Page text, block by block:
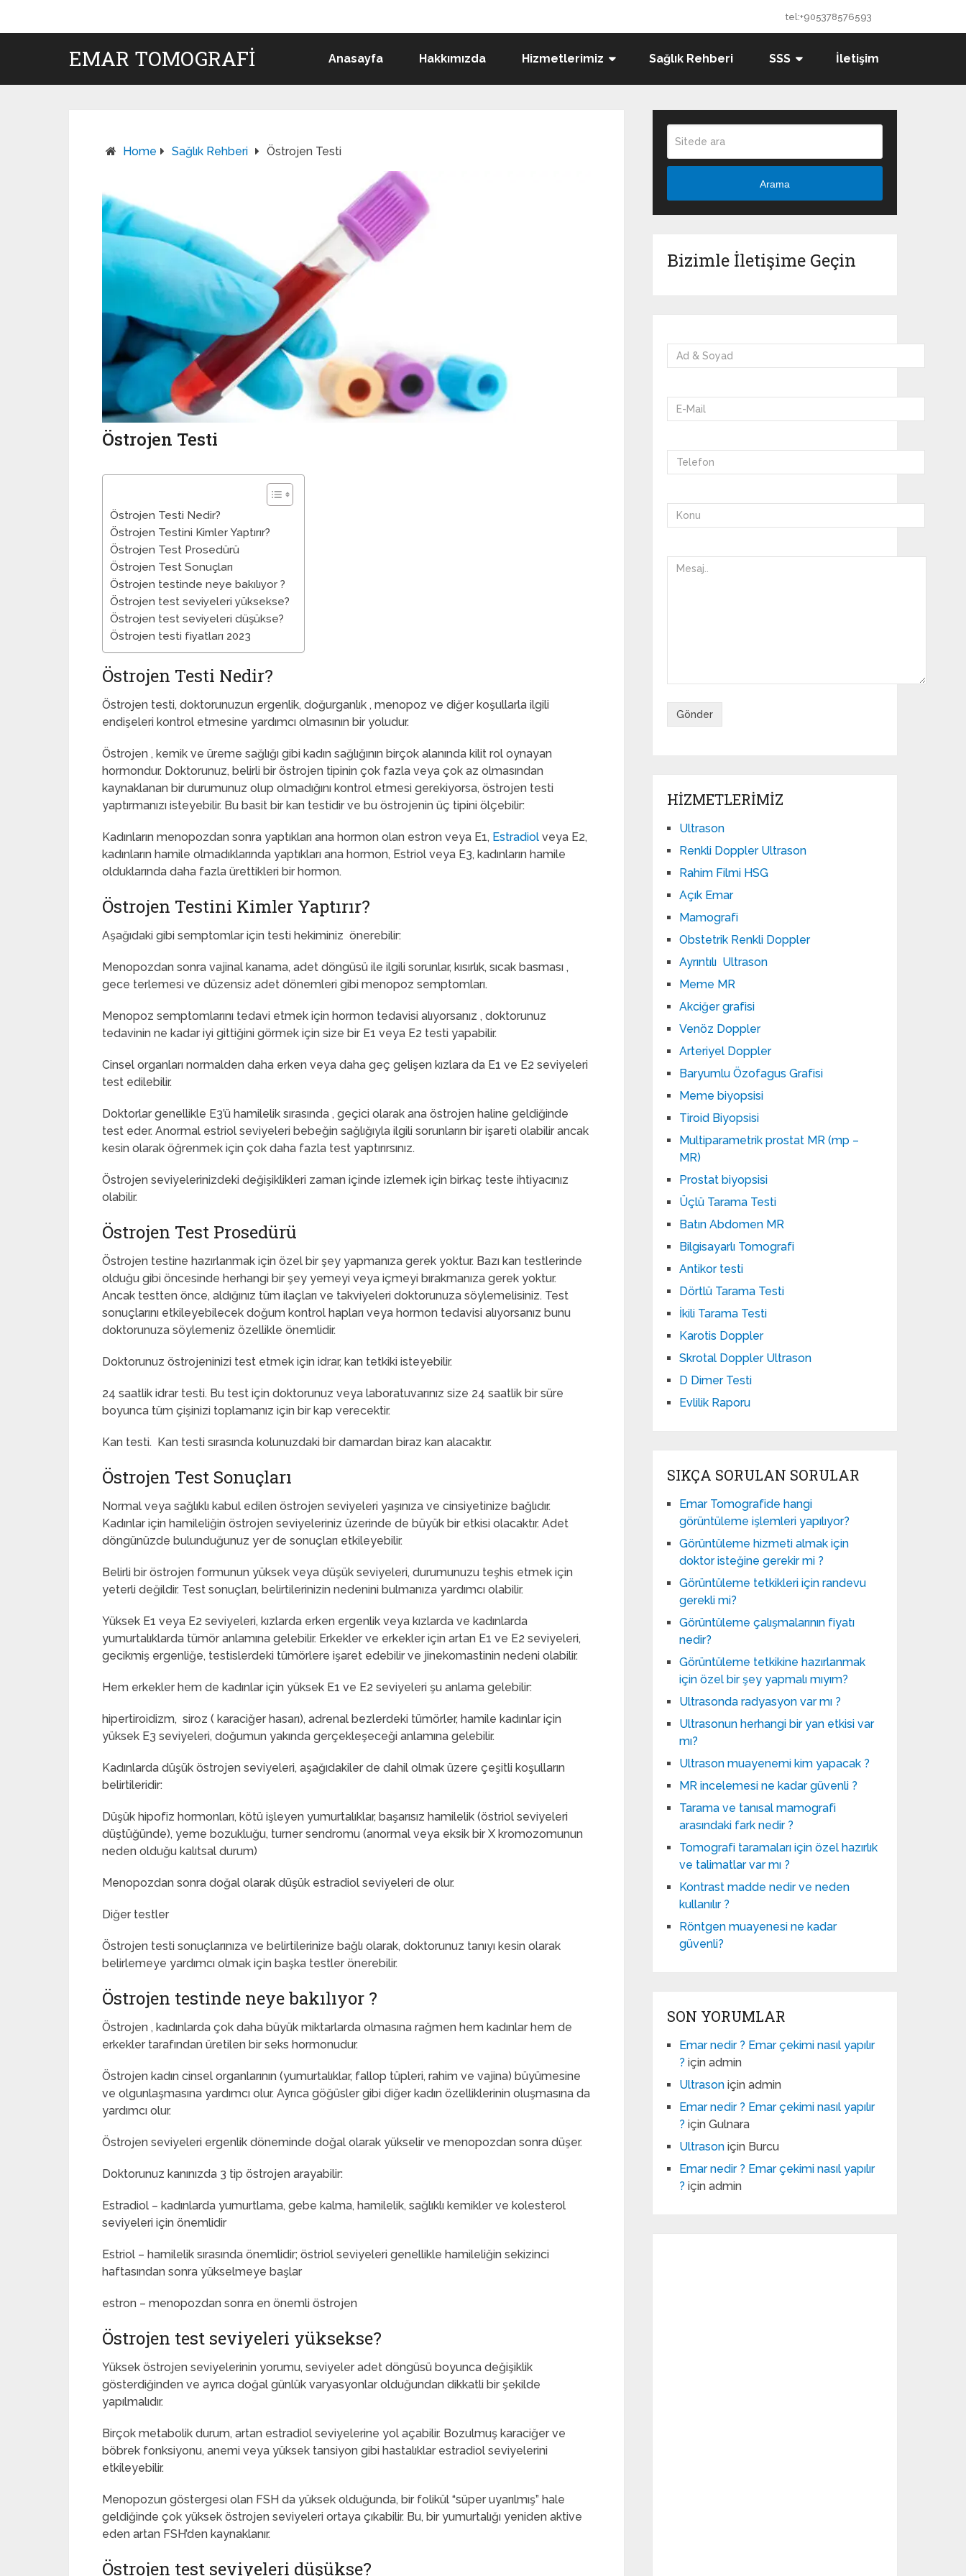
tel:+905378576593
EMAR TOMOGRAFI Anasayfa Hakkımızda Hizmetlerimiz Sağlık Rehberi SSS İletişim
Home Sağlık Rehberi Östrojen Testi
Östrojen Testi
Östrojen Testi Nedir?
Östrojen Testini Kimler Yaptırır?
Östrojen Test Prosedürü
Östrojen Test Sonuçları
Östrojen testinde neye bakılıyor ?
Östrojen test seviyeleri yüksekse?
Östrojen test seviyeleri düşükse?
Östrojen testi fiyatları 2023
Östrojen Testi Nedir?
Östrojen testi, doktorunuzun ergenlik, doğurganlık , menopoz ve diğer koşullarla ilgili
endişeleri kontrol etmesine yardımcı olmasının bir yoludur.
Östrojen , kemik ve üreme sağlığı gibi kadın sağlığının birçok alanında kilit rol oynayan
hormondur. Doktorunuz, belirli bir östrojen tipinin çok fazla veya çok az olmasından
kaynaklanan bir durumunuz olup olmadığını kontrol etmesi gerekiyorsa, östrojen testi
yaptırmanızı isteyebilir. Bu basit bir kan testidir ve bu östrojenin üç tipini ölçebilir:
Kadınların menopozdan sonra yaptıkları ana hormon olan estron veya E1, Estradiol veya E2,
kadınların hamile olmadıklarında yaptıkları ana hormon, Estriol veya E3, kadınların hamile
olduklarında daha fazla ürettikleri bir hormon.
Östrojen Testini Kimler Yaptırır?
Aşağıdaki gibi semptomlar için testi hekiminiz önerebilir:
Menopozdan sonra vajinal kanama, adet döngüsü ile ilgili sorunlar, kısırlık, sıcak basması ,
gece terlemesi ve düzensiz adet dönemleri gibi menopoz semptomları.
Menopoz semptomlarını tedavi etmek için hormon tedavisi alıyorsanız , doktorunuz
tedavinin ne kadar iyi gittiğini görmek için size bir E1 veya E2 testi yapabilir.
Cinsel organları normalden daha erken veya daha geç gelişen kızlara da E1 ve E2 seviyeleri
test edilebilir.
Doktorlar genellikle E3’ü hamilelik sırasında , geçici olarak ana östrojen haline geldiğinde
test eder. Anormal estriol seviyeleri bebeğin sağlığıyla ilgili sorunların bir işareti olabilir ancak
kesin olarak öğrenmek için çok daha fazla test yaptırırsınız.
Östrojen seviyelerinizdeki değişiklikleri zaman içinde izlemek için birkaç teste ihtiyacınız
olabilir.
Östrojen Test Prosedürü
Östrojen testine hazırlanmak için özel bir şey yapmanıza gerek yoktur. Bazı kan testlerinde
olduğu gibi öncesinde herhangi bir şey yemeyi veya içmeyi bırakmanıza gerek yoktur.
Ancak testten önce, aldığınız tüm ilaçları ve takviyeleri doktorunuza söylemelisiniz. Test
sonuçlarını etkileyebilecek doğum kontrol hapları veya hormon tedavisi alıyorsanız bunu
doktorunuza söylemeniz özellikle önemlidir.
Doktorunuz östrojeninizi test etmek için idrar, kan tetkiki isteyebilir.
24 saatlik idrar testi. Bu test için doktorunuz veya laboratuvarınız size 24 saatlik bir süre
boyunca tüm çişinizi toplamanız için bir kap verecektir.
Kan testi. Kan testi sırasında kolunuzdaki bir damardan biraz kan alacaktır.
Östrojen Test Sonuçları
Normal veya sağlıklı kabul edilen östrojen seviyeleri yaşınıza ve cinsiyetinize bağlıdır.
Kadınlar için hamileliğin östrojen seviyeleriniz üzerinde de büyük bir etkisi olacaktır. Adet
döngünüzde bulunduğunuz yer de sonuçları etkileyebilir.
Belirli bir östrojen formunun yüksek veya düşük seviyeleri, durumunuzu teşhis etmek için
yeterli değildir. Test sonuçları, belirtilerinizin nedenini bulmanıza yardımcı olabilir.
Yüksek E1 veya E2 seviyeleri, kızlarda erken ergenlik veya kızlarda ve kadınlarda
yumurtalıklarda tümör anlamına gelebilir. Erkekler ve erkekler için artan E1 ve E2 seviyeleri,
gecikmiş ergenliğe, testislerdeki tümörlere işaret edebilir ve jinekomastinin nedeni olabilir.
Hem erkekler hem de kadınlar için yüksek E1 ve E2 seviyeleri şu anlama gelebilir:
hipertiroidizm, siroz ( karaciğer hasarı), adrenal bezlerdeki tümörler, hamile kadınlar için
yüksek E3 seviyeleri, doğumun yakında gerçekleşeceği anlamına gelebilir.
Kadınlarda düşük östrojen seviyeleri, aşağıdakiler de dahil olmak üzere çeşitli koşulların
belirtileridir:
Düşük hipofiz hormonları, kötü işleyen yumurtalıklar, başarısız hamilelik (östriol seviyeleri
düştüğünde), yeme bozukluğu, turner sendromu (anormal veya eksik bir X kromozomunun
neden olduğu kalıtsal durum)
Menopozdan sonra doğal olarak düşük estradiol seviyeleri de olur.
Diğer testler
Östrojen testi sonuçlarınıza ve belirtilerinize bağlı olarak, doktorunuz tanıyı kesin olarak
belirlemeye yardımcı olmak için başka testler önerebilir.
Östrojen testinde neye bakılıyor ?
Östrojen , kadınlarda çok daha büyük miktarlarda olmasına rağmen hem kadınlar hem de
erkekler tarafından üretilen bir seks hormonudur.
Östrojen kadın cinsel organlarının (yumurtalıklar, fallop tüpleri, rahim ve vajina) büyümesine
ve olgunlaşmasına yardımcı olur. Ayrıca göğüsler gibi diğer kadın özelliklerinin oluşmasına da
yardımcı olur.
Östrojen seviyeleri ergenlik döneminde doğal olarak yükselir ve menopozdan sonra düşer.
Doktorunuz kanınızda 3 tip östrojen arayabilir:
Estradiol – kadınlarda yumurtlama, gebe kalma, hamilelik, sağlıklı kemikler ve kolesterol
seviyeleri için önemlidir
Estriol – hamilelik sırasında önemlidir; östriol seviyeleri genellikle hamileliğin sekizinci
haftasından sonra yükselmeye başlar
estron – menopozdan sonra en önemli östrojen
Östrojen test seviyeleri yüksekse?
Yüksek östrojen seviyelerinin yorumu, seviyeler adet döngüsü boyunca değişiklik
gösterdiğinden ve ayrıca doğal günlük varyasyonlar olduğundan dikkatli bir şekilde
yapılmalıdır.
Birçok metabolik durum, artan estradiol seviyelerine yol açabilir. Bozulmuş karaciğer ve
böbrek fonksiyonu, anemi veya yüksek tansiyon gibi hastalıklar estradiol seviyelerini
etkileyebilir.
Menopozun göstergesi olan FSH da yüksek olduğunda, bir folikül “süper uyarılmış” hale
geldiğinde çok yüksek östrojen seviyeleri ortaya çıkabilir. Bu, bir yumurtalığı yeniden aktive
eden artan FSH’den kaynaklanır.
Östrojen test seviyeleri düşükse?
Arama
Bizimle İletişime Geçin
HIZMETLERIMIZ
Ultrason
Renkli Doppler Ultrason
Rahim Filmi HSG
Açık Emar
Mamografi
Obstetrik Renkli Doppler
Ayrıntılı Ultrason
Meme MR
Akciğer grafisi
Venöz Doppler
Arteriyel Doppler
Baryumlu Özofagus Grafisi
Meme biyopsisi
Tiroid Biyopsisi
Multiparametrik prostat MR (mp –
MR)
Prostat biyopsisi
Üçlü Tarama Testi
Batın Abdomen MR
Bilgisayarlı Tomografi
Antikor testi
Dörtlü Tarama Testi
İkili Tarama Testi
Karotis Doppler
Skrotal Doppler Ultrason​
D Dimer Testi
Evlilik Raporu
SIKÇA SORULAN SORULAR
Emar Tomografide hangi
görüntüleme işlemleri yapılıyor?
Görüntüleme hizmeti almak için
doktor isteğine gerekir mi ?
Görüntüleme tetkikleri için randevu
gerekli mi?
Görüntüleme çalışmalarının fiyatı
nedir?
Görüntüleme tetkikine hazırlanmak
için özel bir şey yapmalı mıyım?
Ultrasonda radyasyon var mı ?
Ultrasonun herhangi bir yan etkisi var
mı?
Ultrason muayenemi kim yapacak ?
MR incelemesi ne kadar güvenli ?
Tarama ve tanısal mamografi
arasındaki fark nedir ?
Tomografi taramaları için özel hazırlık
ve talimatlar var mı ?
Kontrast madde nedir ve neden
kullanılır ?
Röntgen muayenesi ne kadar
güvenli?
SON YORUMLAR
Emar nedir ? Emar çekimi nasıl yapılır
? içinadmin
Ultrason içinadmin
Emar nedir ? Emar çekimi nasıl yapılır
? içinGulnara
Ultrason için Burcu
Emar nedir ? Emar çekimi nasıl yapılır
? içinadmin